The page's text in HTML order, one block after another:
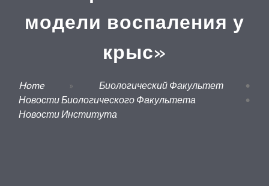
модели воспаления у
крыс»
Home » Биологический Факультет
•
Новости Биологического Факультета
•
Новости Института